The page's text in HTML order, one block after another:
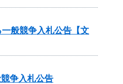
般競争入札公告【文
争入札公告